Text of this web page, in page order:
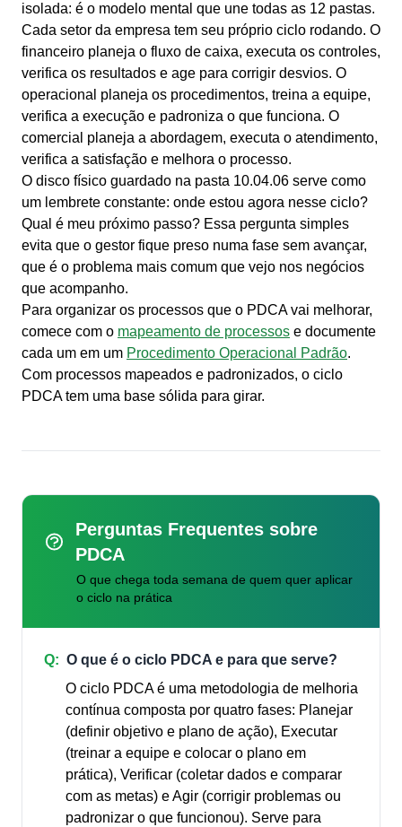
isolada: é o modelo mental que une todas as 12 pastas.
Cada setor da empresa tem seu próprio ciclo rodando. O
financeiro planeja o fluxo de caixa, executa os controles,
verifica os resultados e age para corrigir desvios. O
operacional planeja os procedimentos, treina a equipe,
verifica a execução e padroniza o que funciona. O
comercial planeja a abordagem, executa o atendimento,
verifica a satisfação e melhora o processo.
O disco físico guardado na pasta 10.04.06 serve como
um lembrete constante: onde estou agora nesse ciclo?
Qual é meu próximo passo? Essa pergunta simples
evita que o gestor fique preso numa fase sem avançar,
que é o problema mais comum que vejo nos negócios
que acompanho.
Para organizar os processos que o PDCA vai melhorar,
comece com o mapeamento de processos e documente
cada um em um Procedimento Operacional Padrão.
Com processos mapeados e padronizados, o ciclo
PDCA tem uma base sólida para girar.
Perguntas Frequentes sobre
PDCA
O que chega toda semana de quem quer aplicar
o ciclo na prática
Q: O que é o ciclo PDCA e para que serve?
O ciclo PDCA é uma metodologia de melhoria
contínua composta por quatro fases: Planejar
(definir objetivo e plano de ação), Executar
(treinar a equipe e colocar o plano em
prática), Verificar (coletar dados e comparar
com as metas) e Agir (corrigir problemas ou
padronizar o que funcionou). Serve para